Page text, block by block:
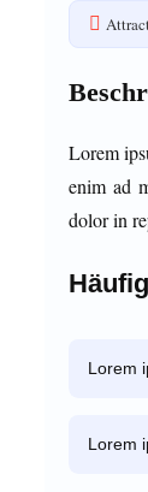
Lorem
enim ad
dolor in
Lorem
Lorem